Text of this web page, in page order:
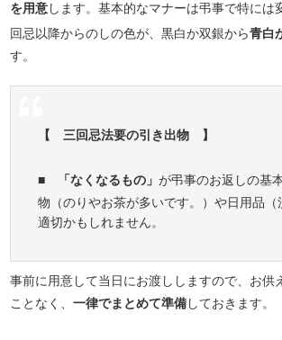
を用意します。基本的なマナーは弔事で特には
回忌以降からのしの色が、黒白か双銀から青白
す。
【 三回忌法要の引き出物 】
■ 「なくなるもの」が弔事のお返しの基
物（のりやお茶が多いです。）や日用品（
適切かもしれません。
事前に用意して当日にお渡ししますので、お供
ことなく、一律でまとめて準備しておきます。